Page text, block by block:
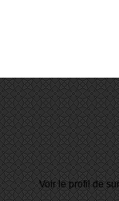
Voir le profil de